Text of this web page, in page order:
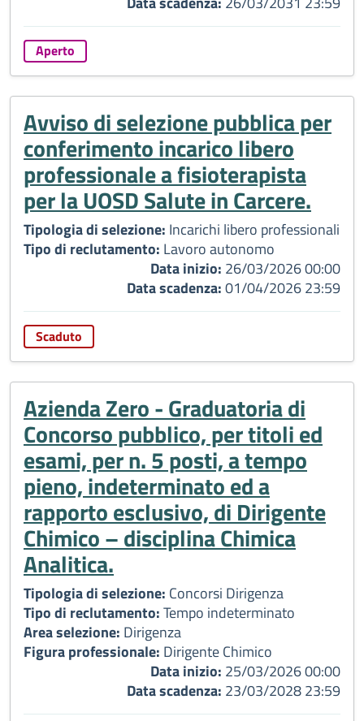
Aperto
Avviso di selezione pubblica per
conferimento incarico libero
professionale a fisioterapista
per la UOSD Salute in Carcere.
Tipologia di selezione: Incarichi libero professionali
Tipo di reclutamento: Lavoro autonomo
Data inizio: 26/03/2026 00:00
Data scadenza:01/04/2026 23:59
Scaduto
Azienda Zero - Graduatoria di
Concorso pubblico, per titoli ed
esami, per n. 5 posti, a tempo
pieno, indeterminato ed a
rapporto esclusivo, di Dirigente
Chimico – disciplina Chimica
Analitica.
Tipologia di selezione: Concorsi Dirigenza
Tipo di reclutamento:Tempo indeterminato
Area selezione: Dirigenza
Figura professionale: Dirigente Chimico
Data inizio: 25/03/2026 00:00
Data scadenza: 23/03/2028 23:59